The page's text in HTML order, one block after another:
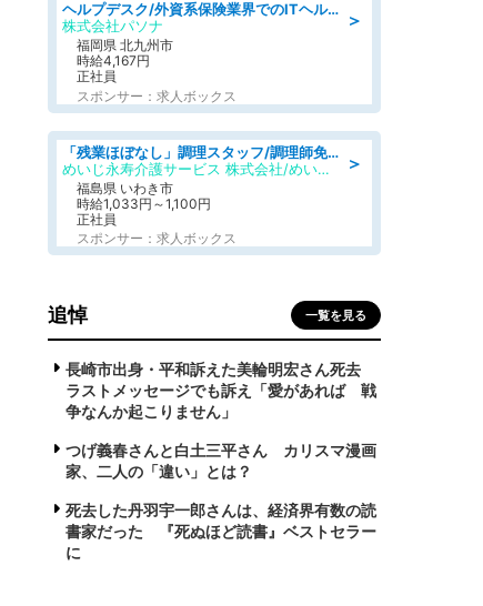
＞
ヘルプデスク/外資系保険業界でのITヘルプデスク業務/駅近/即日勤務可/ヘルプデスク
株式会社パソナ
福岡県 北九州市
時給4,167円
正社員
スポンサー：求人ボックス
＞
「残業ほぼなし」調理スタッフ/調理師免許必須/正職員/日勤のみ/住宅型有料老人ホーム
めいじ永寿介護サービス 株式会社/めいじ永寿介護サービスセンター
福島県 いわき市
時給1,033円～1,100円
正社員
スポンサー：求人ボックス
追悼 一覧を見る
長崎市出身・平和訴えた美輪明宏さん死去
ラストメッセージでも訴え「愛があれば 戦
争なんか起こりません」
つげ義春さんと白土三平さん カリスマ漫画
家、二人の「違い」とは？
死去した丹羽宇一郎さんは、経済界有数の読
書家だった 『死ぬほど読書』ベストセラー
に